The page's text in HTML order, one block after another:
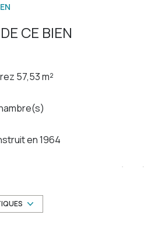
CE BIEN
57,53 m²
en 1964
collectif : chaudière (fioul)
Nord-Sud